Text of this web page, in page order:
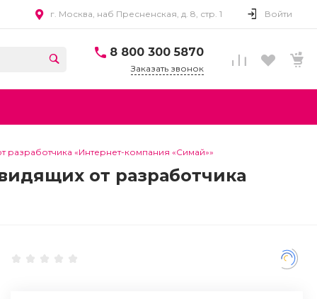
г. Москва, наб Пресненская, д. 8, стр. 1 Войти
8 800 300 5870
Заказать звонок
разработчика «Интернет-компания «Симай»»
от разработчика